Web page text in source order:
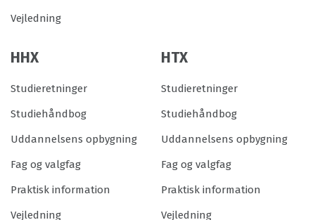
Vejledning
HHX
Studieretninger
Studiehåndbog
Uddannelsens opbygning
Fag og valgfag
Praktisk information
Vejledning
HTX
Studieretninger
Studiehåndbog
Uddannelsens opbygning
Fag og valgfag
Praktisk information
Vejledning